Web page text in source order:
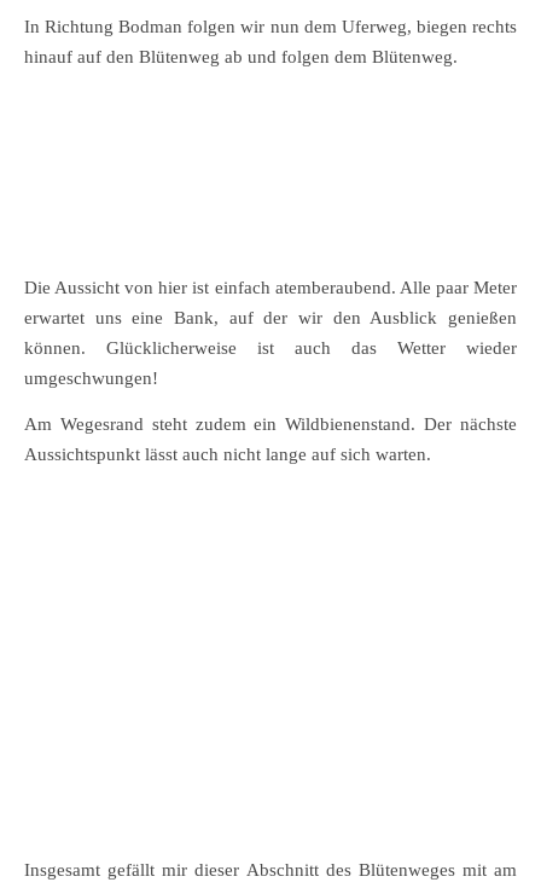
In Richtung Bodman folgen wir nun dem Uferweg, biegen rechts
hinauf auf den Blütenweg ab und folgen dem Blütenweg.
Die Aussicht von hier ist einfach atemberaubend. Alle paar Meter
erwartet uns eine Bank, auf der wir den Ausblick genießen
können. Glücklicherweise ist auch das Wetter wieder
umgeschwungen!
Am Wegesrand steht zudem ein Wildbienenstand. Der nächste
Aussichtspunkt lässt auch nicht lange auf sich warten.
Insgesamt gefällt mir dieser Abschnitt des Blütenweges mit am